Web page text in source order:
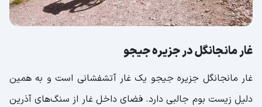
غار مانجانگل در جزیره جیجو
غار مانجانگل جزیره جیجو یک غار آتشفشانی است و به همین
دلیل زیست بوم جالبی دارد. فضای داخل غار از سنگ‌های آذرین